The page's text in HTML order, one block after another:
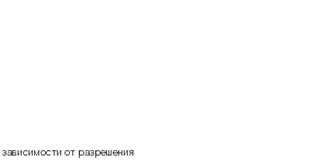
от разрешения